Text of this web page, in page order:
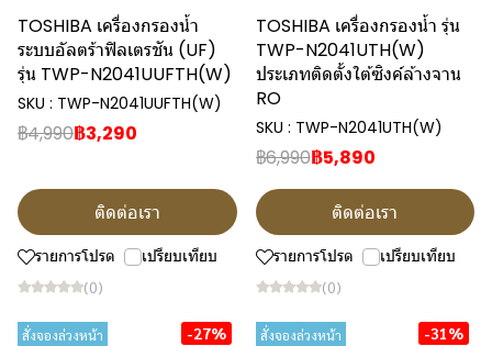
TOSHIBA เครื่องกรองน้ำ
ระบบอัลตร้าฟิลเตรชัน (UF)
รุ่น TWP-N2041UUFTH(W)
SKU : TWP-N2041UUFTH(W)
฿4,990฿3,290
ติดต่อเรา
รายการโปรด เปรียบเทียบ
(0)
TOSHIBA เครื่องกรองน้ำ รุ่น
TWP-N2041UTH(W)
ประเภทติดตั้งใต้ซิงค์ล้างจาน
RO
SKU : TWP-N2041UTH(W)
฿6,990฿5,890
ติดต่อเรา
รายการโปรด เปรียบเทียบ
(0)
สั่งจองล่วงหน้า -27% สั่งจองล่วงหน้า -31%